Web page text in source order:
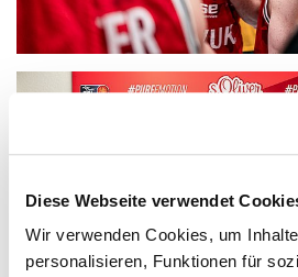
Diese Webseite verwendet
Wir verwenden Cookies, um
personalisieren, Funktionen für